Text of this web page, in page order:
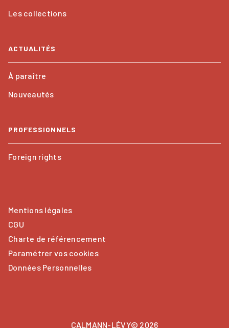
Les collections
ACTUALITÉS
À paraître
Nouveautés
PROFESSIONNELS
Foreign rights
Mentions légales
CGU
Charte de référencement
Paramétrer vos cookies
Données Personnelles
CALMANN-LÉVY© 2026